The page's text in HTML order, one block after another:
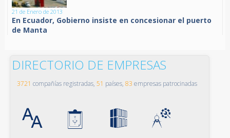
21 de Enero de 2013
En Ecuador, Gobierno insiste en concesionar el puerto
de Manta
DIRECTORIO DE EMPRESAS
3721 compañías registradas, 51 países, 83 empresas patrocinadas